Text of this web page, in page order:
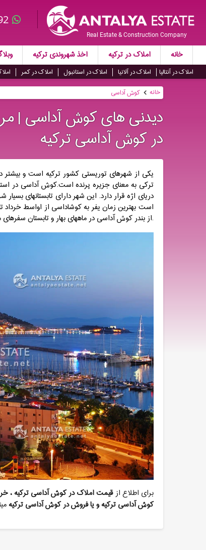
Real Estate & Construction Company
خانه املاک در ترکیه اخذ شهروندی ترکیه
املاک در آنتالیا املاک در آلانیا املاک در استانبول املاک در کمر
خانه
کوش آداسی
دیدنی های کوش آداسی |
در کوش آداسی ترکیه
یکی از شهرهای توریستی کشور ترکیه است و
ترکی به معنای جزیره پرنده است.کوش آداسی در
دریای اژه قرار دارد. این شهر دارای تابستانهای
است بهترین زمان یفر به کوشاداسی از اواسط
.از بندر کوش آداسی در ماههای بهار و تابستان
برای اطلاع ازقیمت املاک در کوش آداسی ترکیه،
کوش آداسی ترکیه و یا فروش در کوش آداسی ترکیه